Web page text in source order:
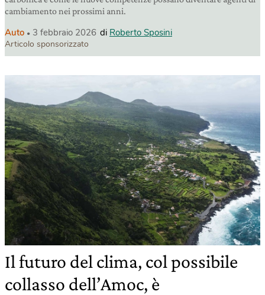
cambiamento nei prossimi anni.
Auto 3 febbraio 2026 di Roberto Sposini
Articolo sponsorizzato
Il futuro del clima, col possibile
collasso dell’Amoc, è